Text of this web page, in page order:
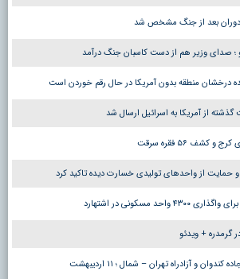
دوران بعد از جنگ مشخص شد
؛ صدای وزیر هم از دست کاسبان جنگ درآمد
درخشان منطقه بدون آمریکا در حال رقم خوردن است
۵۶ فقره سرقت
و حمایت از واحدهای تولیدی خسارت دیده تاکید کرد
مسکونی در اشتهارد
گرمدره + ویدئو
و آزادراه تهران – شمال ؛ ١١ اردیبهشت